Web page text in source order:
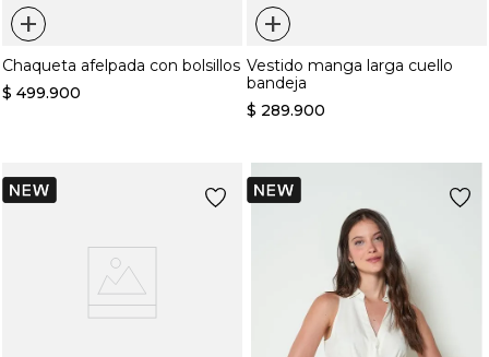
+
Chaqueta afelpada con bolsillos
$ 499.900
+
Vestido manga larga cuello
bandeja
$ 289.900